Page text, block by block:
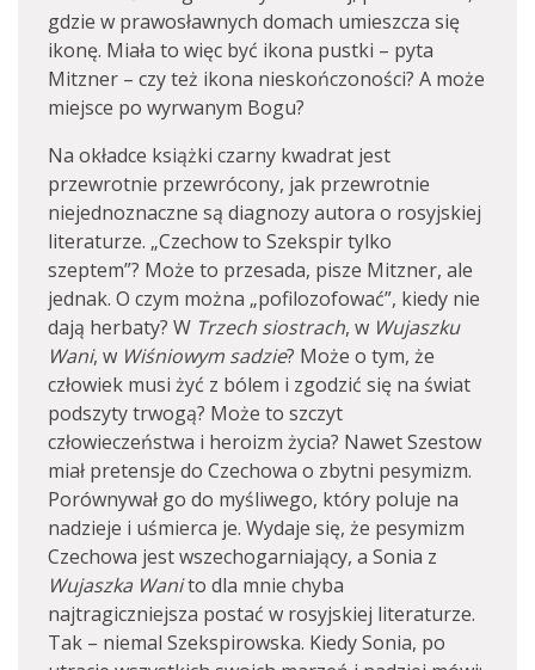
gdzie w prawosławnych domach umieszcza się
ikonę. Miała to więc być ikona pustki – pyta
Mitzner – czy też ikona nieskończoności? A może
miejsce po wyrwanym Bogu?
Na okładce książki czarny kwadrat jest
przewrotnie przewrócony, jak przewrotnie
niejednoznaczne są diagnozy autora o rosyjskiej
literaturze. „Czechow to Szekspir tylko
szeptem”? Może to przesada, pisze Mitzner, ale
jednak. O czym można „pofilozofować”, kiedy nie
dają herbaty? W Trzech siostrach, w Wujaszku
Wani, w Wiśniowym sadzie? Może o tym, że
człowiek musi żyć z bólem i zgodzić się na świat
podszyty trwogą? Może to szczyt
człowieczeństwa i heroizm życia? Nawet Szestow
miał pretensje do Czechowa o zbytni pesymizm.
Porównywał go do myśliwego, który poluje na
nadzieje i uśmierca je. Wydaje się, że pesymizm
Czechowa jest wszechogarniający, a Sonia z
Wujaszka Wanito dla mnie chyba
najtragiczniejsza postać w rosyjskiej literaturze.
Tak – niemal Szekspirowska. Kiedy Sonia, po